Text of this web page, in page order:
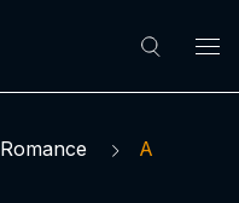
Romance
A